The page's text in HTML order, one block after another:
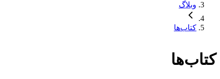
وبلاگ
کتا‌ب‌ها
کتا‌ب‌ها